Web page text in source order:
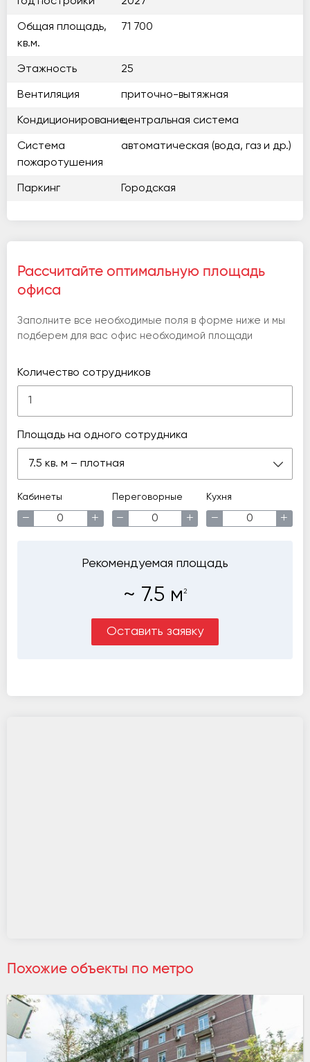
Общая площадь,
кв.м.
71 700
Этажность 25
Вентиляция приточно-вытяжная
Кондиционированиецентральная система
Система
пожаротушения
автоматическая (вода, газ и др.)
Паркинг Городская
Рассчитайте оптимальную площадь
офиса
Заполните все необходимые поля в форме ниже и мы
подберем для вас офис необходимой площади
Количество сотрудников
Площадь на одного сотрудника
7.5 кв. м – плотная
Кабинеты
− +
Переговорные
− +
Кухня
− +
Рекомендуемая площадь
~ 7.5 м 2
Оставить заявку
Похожие объекты по метро